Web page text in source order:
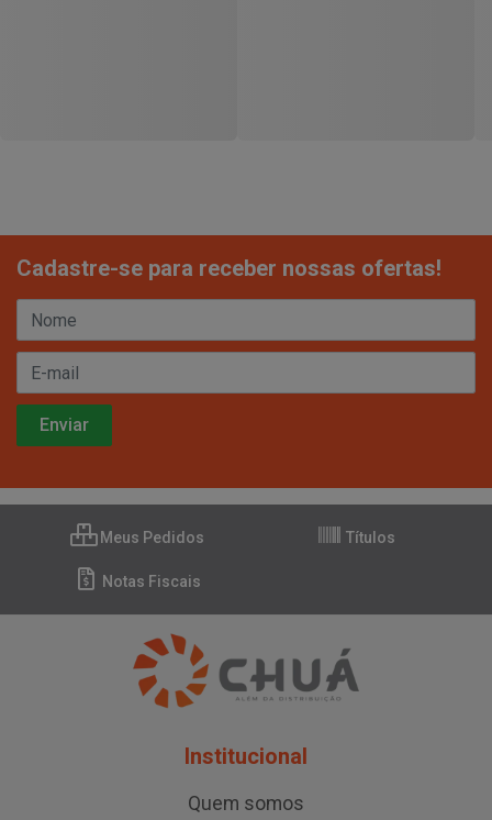
Cadastre-se para receber nossas ofertas!
Meus Pedidos Títulos
Notas Fiscais
Institucional
Quem somos